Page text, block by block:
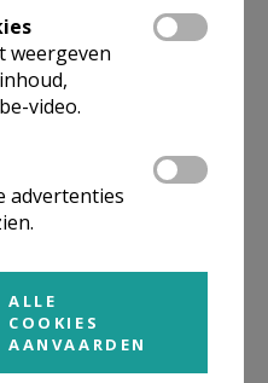
vind je links naar de
op het boven-,
weergeven
video.
advertenties
ALLE
COOKIES
AANVAARDEN